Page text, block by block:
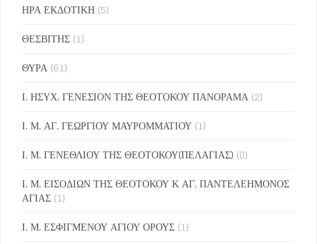
ΗΡΑ ΕΚΔΟΤΙΚΗ (5)
ΘΕΣΒΙΤΗΣ (1)
ΘΥΡΑ (61)
Ι. ΗΣΥΧ. ΓΕΝΕΣΙΟΝ ΤΗΣ ΘΕΟΤΟΚΟΥ ΠΑΝΟΡΑΜΑ (2)
Ι. Μ. ΑΓ. ΓΕΩΡΓΙΟΥ ΜΑΥΡΟΜΜΑΤΙΟΥ (1)
Ι. Μ. ΓΕΝΕΘΛΙΟΥ ΤΗΣ ΘΕΟΤΟΚΟΥ(ΠΕΛΑΓΙΑΣ) (0)
Ι. Μ. ΕΙΣΟΔΙΩΝ ΤΗΣ ΘΕΟΤΟΚΟΥ Κ ΑΓ. ΠΑΝΤΕΛΕΗΜΟΝΟΣ
ΑΓΙΑΣ (1)
Ι. Μ. ΕΣΦΙΓΜΕΝΟΥ ΑΓΙΟΥ ΟΡΟΥΣ (1)